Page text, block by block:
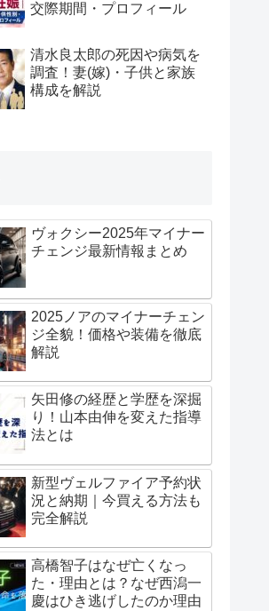
交際期間・プロフィール
清水良太郎の死因や病気を
調査！妻(嫁)・子供と家族
構成を解説
ヴォクシー2025年マイナー
チェンジ最新情報まとめ
2025ノアのマイナーチェン
ジ全貌！価格や装備を徹底
解説
矢田修の経歴と学歴を深掘
り！山本由伸を変えた指導
法とは
新型ヴェルファイア予約状
況と納期｜今買える方法も
完全解説
高橋智子はなぜ亡くなっ
た・理由とは？なぜ西潟一
慶はひき逃げしたのか理由